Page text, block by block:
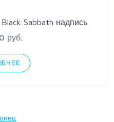
Sabbath надпись
руб.